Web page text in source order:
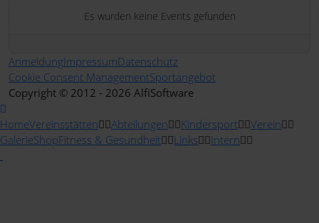
Es wurden keine Events gefunden
AnmeldungImpressumDatenschutz
Cookie Consent ManagementSportangebot
Copyright © 2012 - 2026 AlfiSoftware
HomeVereinsstätten Abteilungen Kindersport
Verein
GalerieShopFitness & Gesundheit Links Intern